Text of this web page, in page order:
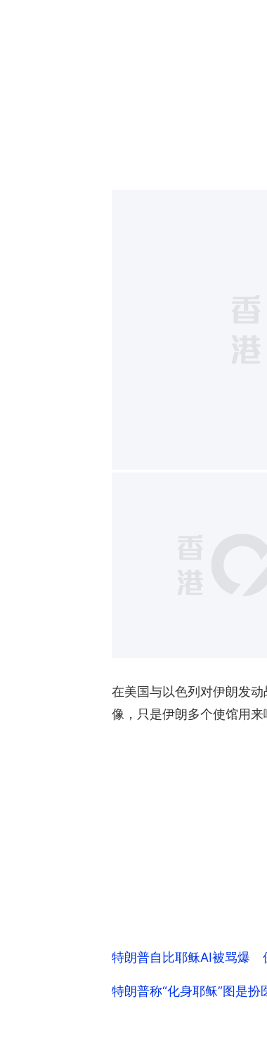
在美国与以色列对伊朗发
像，只是伊朗多个使馆用
特朗普自比耶稣AI被骂爆
特朗普称“化身耶稣”图是